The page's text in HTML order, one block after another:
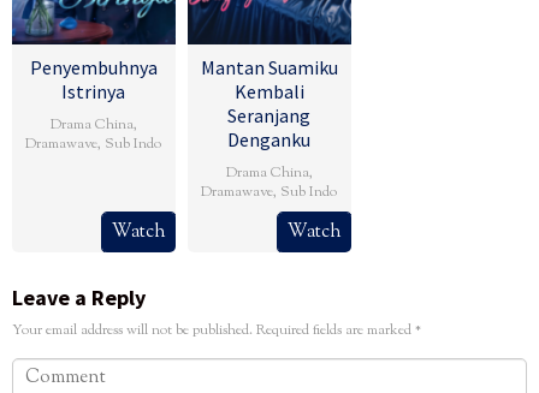
Penyembuhnya
Istrinya
Drama China,
Dramawave, Sub Indo
Watch
Mantan Suamiku
Kembali
Seranjang
Denganku
Drama China,
Dramawave, Sub Indo
Watch
Leave a Reply
Your email address will not be published. Required fields are marked*